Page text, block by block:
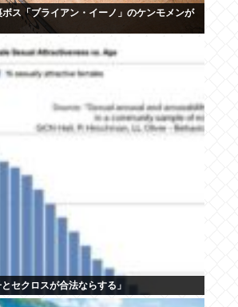
ボス「ブライアン・イーノ」のケンモメンが
セクロスが合法ならする」